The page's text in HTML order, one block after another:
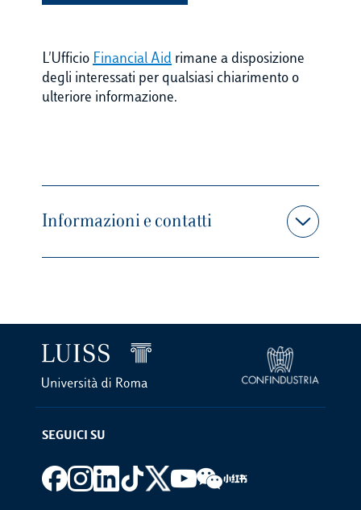
L'Ufficio Financial Aid rimane a disposizione
degli interessati per qualsiasi chiarimento o
ulteriore informazione.
Informazioni e contatti
SEGUICI SU
Footer social